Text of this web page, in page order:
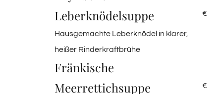
Leberknödelsuppe
€
Hausgemachte Leberknödel in klarer,
heißer Rinderkraftbrühe
Fränkische
Meerrettichsuppe
€